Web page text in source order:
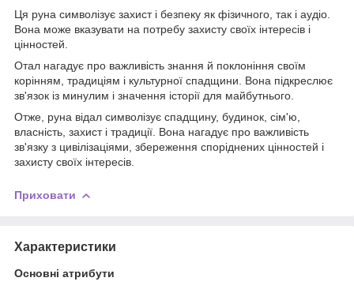
Ця руна символізує захист і безпеку як фізичного, так і аудіо.
Вона може вказувати на потребу захисту своїх інтересів і
цінностей.
Отал нагадує про важливість знання й поклоніння своїм
корінням, традиціям і культурної спадщини. Вона підкреслює
зв'язок із минулим і значення історії для майбутнього.
Отже, руна відал символізує спадщину, будинок, сім'ю,
власність, захист і традиції. Вона нагадує про важливість
зв'язку з цивілізаціями, збереження споріднених цінностей і
захисту своїх інтересів.
Приховати
Характеристики
Основні атрибути